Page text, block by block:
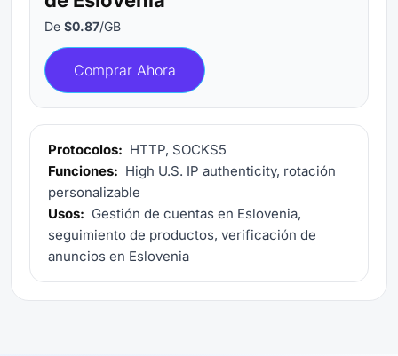
De $0.87/GB
Comprar Ahora
Protocolos: HTTP, SOCKS5
Funciones: High U.S. IP authenticity, rotación
personalizable
Usos: Gestión de cuentas en Eslovenia,
seguimiento de productos, verificación de
anuncios en Eslovenia